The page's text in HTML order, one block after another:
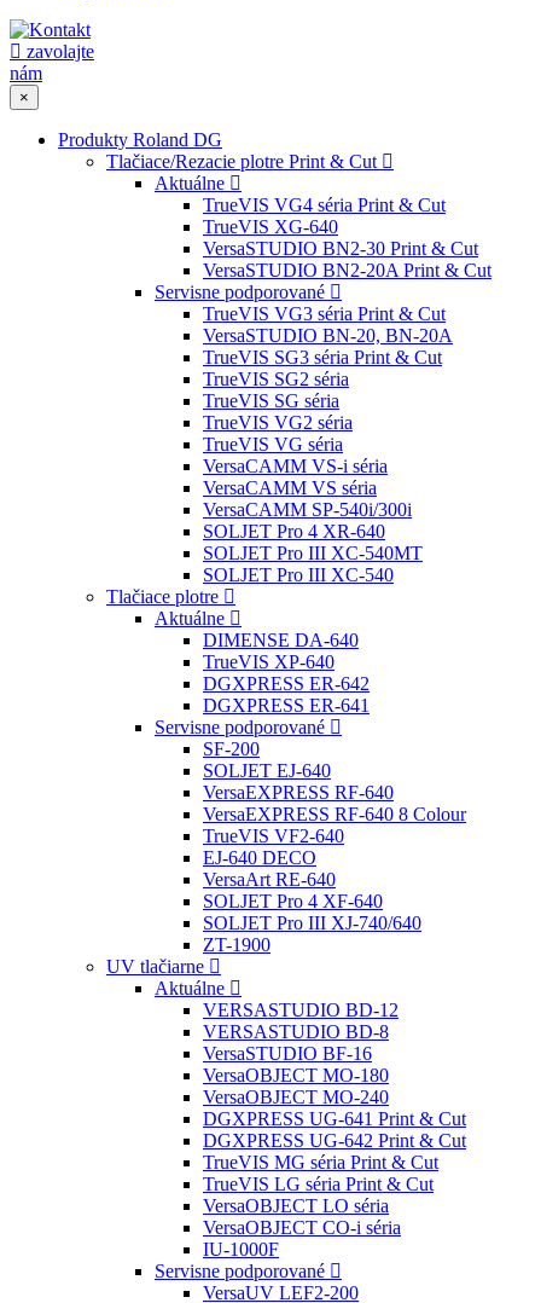
zavolajte
nám
×
Produkty Roland DG
Tlačiace/Rezacie plotre Print & Cut
Aktuálne
TrueVIS VG4 séria Print & Cut
TrueVIS XG-640
VersaSTUDIO BN2-30 Print & Cut
VersaSTUDIO BN2-20A Print & Cut
Servisne podporované
TrueVIS VG3 séria Print & Cut
VersaSTUDIO BN-20, BN-20A
TrueVIS SG3 séria Print & Cut
TrueVIS SG2 séria
TrueVIS SG séria
TrueVIS VG2 séria
TrueVIS VG séria
VersaCAMM VS-i séria
VersaCAMM VS séria
VersaCAMM SP-540i/300i
SOLJET Pro 4 XR-640
SOLJET Pro III XC-540MT
SOLJET Pro III XC-540
Tlačiace plotre
Aktuálne
DIMENSE DA-640
TrueVIS XP-640
DGXPRESS ER-642
DGXPRESS ER-641
Servisne podporované
SF-200
SOLJET EJ-640
VersaEXPRESS RF-640
VersaEXPRESS RF-640 8 Colour
TrueVIS VF2-640
EJ-640 DECO
VersaArt RE-640
SOLJET Pro 4 XF-640
SOLJET Pro III XJ-740/640
ZT-1900
UV tlačiarne
Aktuálne
VERSASTUDIO BD-12
VERSASTUDIO BD-8
VersaSTUDIO BF-16
VersaOBJECT MO-180
VersaOBJECT MO-240
DGXPRESS UG-641 Print & Cut
DGXPRESS UG-642 Print & Cut
TrueVIS MG séria Print & Cut
TrueVIS LG séria Print & Cut
VersaOBJECT LO séria
VersaOBJECT CO-i séria
IU-1000F
Servisne podporované
VersaUV LEF2-200